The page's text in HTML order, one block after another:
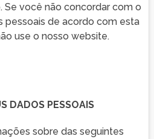
Se você não concordar com o
pessoais de acordo com esta
use o nosso website.
DADOS PESSOAIS
sobre das seguintes